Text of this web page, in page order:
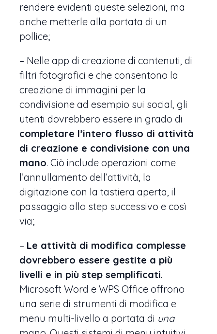
rendere evidenti queste selezioni, ma
anche metterle alla portata di un
pollice;
– Nelle app di creazione di contenuti, di
filtri fotografici e che consentono la
creazione di immagini per la
condivisione ad esempio sui social, gli
utenti dovrebbero essere in grado di
completare l’intero flusso di attività
di creazione e condivisione con una
mano. Ciò include operazioni come
l’annullamento dell’attività, la
digitazione con la tastiera aperta, il
passaggio allo step successivo e così
via;
– Le attività di modifica complesse
dovrebbero essere gestite a più
livelli e in più step semplificati.
Microsoft Word e WPS Office offrono
una serie di strumenti di modifica e
menu multi-livello a portata di una